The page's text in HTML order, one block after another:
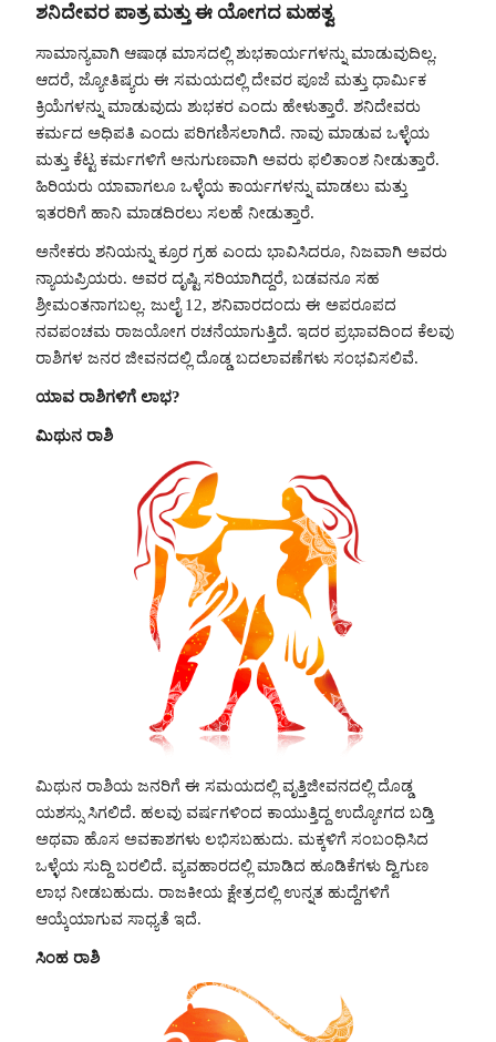
ಶನಿದೇವರ ಪಾತ್ರ ಮತ್ತು ಈ ಯೋಗದ ಮಹತ್ವ
ಸಾಮಾನ್ಯವಾಗಿ ಆಷಾಢ ಮಾಸದಲ್ಲಿ ಶುಭಕಾರ್ಯಗಳನ್ನು ಮಾಡುವುದಿಲ್ಲ.
ಆದರೆ, ಜ್ಯೋತಿಷ್ಯರು ಈ ಸಮಯದಲ್ಲಿ ದೇವರ ಪೂಜೆ ಮತ್ತು ಧಾರ್ಮಿಕ
ಕ್ರಿಯೆಗಳನ್ನು ಮಾಡುವುದು ಶುಭಕರ ಎಂದು ಹೇಳುತ್ತಾರೆ. ಶನಿದೇವರು
ಕರ್ಮದ ಅಧಿಪತಿ ಎಂದು ಪರಿಗಣಿಸಲಾಗಿದೆ. ನಾವು ಮಾಡುವ ಒಳ್ಳೆಯ
ಮತ್ತು ಕೆಟ್ಟ ಕರ್ಮಗಳಿಗೆ ಅನುಗುಣವಾಗಿ ಅವರು ಫಲಿತಾಂಶ ನೀಡುತ್ತಾರೆ.
ಹಿರಿಯರು ಯಾವಾಗಲೂ ಒಳ್ಳೆಯ ಕಾರ್ಯಗಳನ್ನು ಮಾಡಲು ಮತ್ತು
ಇತರರಿಗೆ ಹಾನಿ ಮಾಡದಿರಲು ಸಲಹೆ ನೀಡುತ್ತಾರೆ.
ಅನೇಕರು ಶನಿಯನ್ನು ಕ್ರೂರ ಗ್ರಹ ಎಂದು ಭಾವಿಸಿದರೂ, ನಿಜವಾಗಿ ಅವರು
ನ್ಯಾಯಪ್ರಿಯರು. ಅವರ ದೃಷ್ಟಿ ಸರಿಯಾಗಿದ್ದರೆ, ಬಡವನೂ ಸಹ
ಶ್ರೀಮಂತನಾಗಬಲ್ಲ. ಜುಲೈ 12, ಶನಿವಾರದಂದು ಈ ಅಪರೂಪದ
ನವಪಂಚಮ ರಾಜಯೋಗ ರಚನೆಯಾಗುತ್ತಿದೆ. ಇದರ ಪ್ರಭಾವದಿಂದ ಕೆಲವು
ರಾಶಿಗಳ ಜನರ ಜೀವನದಲ್ಲಿ ದೊಡ್ಡ ಬದಲಾವಣೆಗಳು ಸಂಭವಿಸಲಿವೆ.
ಯಾವ ರಾಶಿಗಳಿಗೆ ಲಾಭ?
ಮಿಥುನ ರಾಶಿ
ಮಿಥುನ ರಾಶಿಯ ಜನರಿಗೆ ಈ ಸಮಯದಲ್ಲಿ ವೃತ್ತಿಜೀವನದಲ್ಲಿ ದೊಡ್ಡ
ಯಶಸ್ಸು ಸಿಗಲಿದೆ. ಹಲವು ವರ್ಷಗಳಿಂದ ಕಾಯುತ್ತಿದ್ದ ಉದ್ಯೋಗದ ಬಡ್ತಿ
ಅಥವಾ ಹೊಸ ಅವಕಾಶಗಳು ಲಭಿಸಬಹುದು. ಮಕ್ಕಳಿಗೆ ಸಂಬಂಧಿಸಿದ
ಒಳ್ಳೆಯ ಸುದ್ದಿ ಬರಲಿದೆ. ವ್ಯವಹಾರದಲ್ಲಿ ಮಾಡಿದ ಹೂಡಿಕೆಗಳು ದ್ವಿಗುಣ
ಲಾಭ ನೀಡಬಹುದು. ರಾಜಕೀಯ ಕ್ಷೇತ್ರದಲ್ಲಿ ಉನ್ನತ ಹುದ್ದೆಗಳಿಗೆ
ಆಯ್ಕೆಯಾಗುವ ಸಾಧ್ಯತೆ ಇದೆ.
ಸಿಂಹ ರಾಶಿ